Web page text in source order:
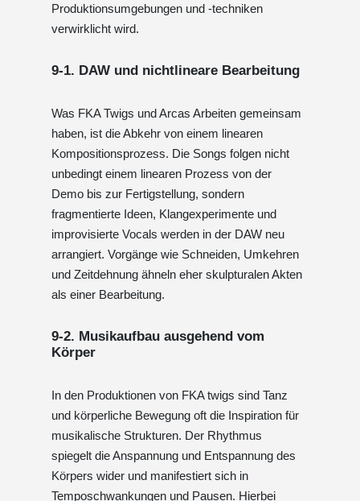
Produktionsumgebungen und -techniken
verwirklicht wird.
9-1. DAW und nichtlineare Bearbeitung
Was FKA Twigs und Arcas Arbeiten gemeinsam
haben, ist die Abkehr von einem linearen
Kompositionsprozess. Die Songs folgen nicht
unbedingt einem linearen Prozess von der
Demo bis zur Fertigstellung, sondern
fragmentierte Ideen, Klangexperimente und
improvisierte Vocals werden in der DAW neu
arrangiert. Vorgänge wie Schneiden, Umkehren
und Zeitdehnung ähneln eher skulpturalen Akten
als einer Bearbeitung.
9-2. Musikaufbau ausgehend vom
Körper
In den Produktionen von FKA twigs sind Tanz
und körperliche Bewegung oft die Inspiration für
musikalische Strukturen. Der Rhythmus
spiegelt die Anspannung und Entspannung des
Körpers wider und manifestiert sich in
Temposchwankungen und Pausen. Hierbei